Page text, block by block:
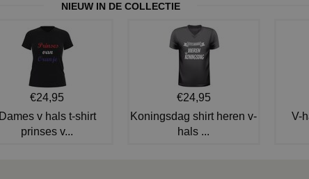
NIEUW IN DE COLLECTIE
€24,95
Dames v hals t-shirt
prinses v...
€24,95
Koningsdag shirt heren v-
hals ...
V-